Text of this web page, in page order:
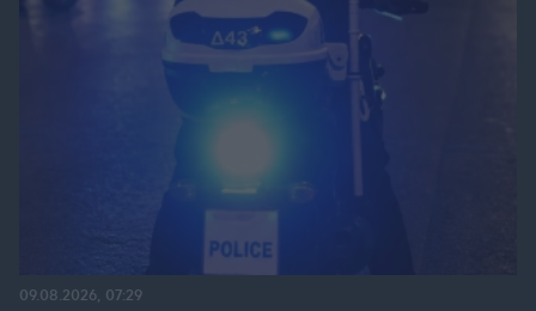
09.08.2026, 07:29